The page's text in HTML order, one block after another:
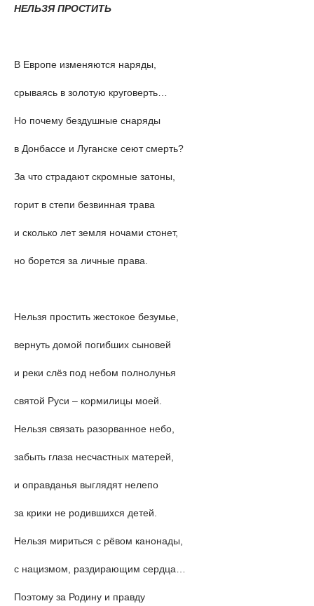
НЕЛЬЗЯ ПРОСТИТЬ
В Европе изменяются наряды,
срываясь в золотую круговерть…
Но почему бездушные снаряды
в Донбассе и Луганске сеют смерть?
За что страдают скромные затоны,
горит в степи безвинная трава
и сколько лет земля ночами стонет,
но борется за личные права.
Нельзя простить жестокое безумье,
вернуть домой погибших сыновей
и реки слёз под небом полнолунья
святой Руси – кормилицы моей.
Нельзя связать разорванное небо,
забыть глаза несчастных матерей,
и оправданья выглядят нелепо
за крики не родившихся детей.
Нельзя мириться с рёвом канонады,
с нацизмом, раздирающим сердца…
Поэтому за Родину и правду